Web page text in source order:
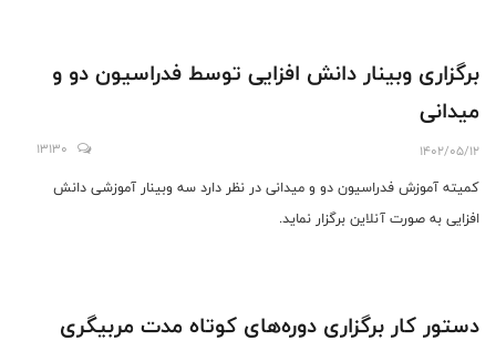
برگزاری وبینار دانش افزایی توسط فدراسیون دو و
میدانی
1402/05/12
13130
کمیته آموزش فدراسیون دو و میدانی در نظر دارد سه وبینار آموزشی دانش
افزایی به صورت آنلاین برگزار نماید.
دستور کار برگزاری دوره‌های کوتاه مدت مربیگری